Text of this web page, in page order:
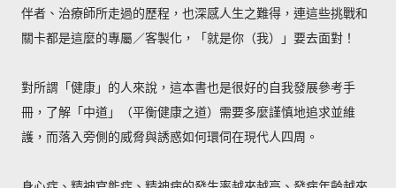
伴者、治療師所走過的歷程，也深感人生之難得，連這些挑戰和
關卡都是這麼的專屬／客製化，「就是你（我）」要去面對！
對所謂「健康」的人來說，這本書也是很好的自我發展參考手
冊，了解「中道」（平衡健康之道）需要多麼謹慎地追求並維
護，而落入旁側的威脅與誘惑如何環伺在現代人四周。